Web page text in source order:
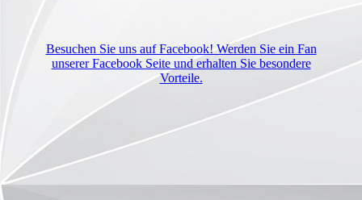
Besuchen Sie uns auf Facebook! Werden Sie ein Fan
unserer Facebook Seite und erhalten Sie besondere
Vorteile.